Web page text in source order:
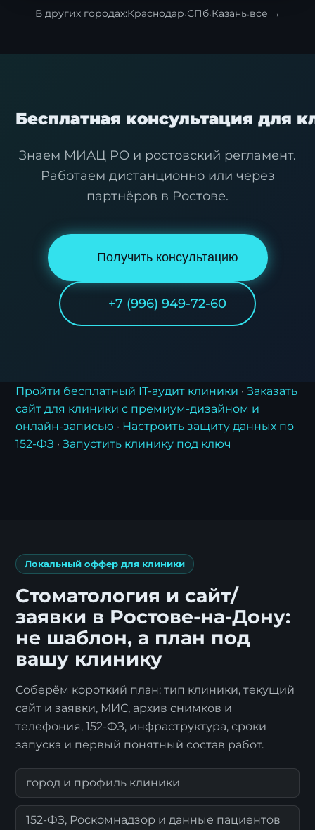
В других городах:Краснодар·СПб·Казань·все →
Бесплатная консультация для
Знаем МИАЦ РО и ростовский регламент.
Работаем дистанционно или через
партнёров в Ростове.
Получить консультацию
+7 (996) 949-72-60
Пройти бесплатный IT-аудит клиники ·Заказать
сайт для клиники с премиум-дизайном и
онлайн-записью · Настроить защиту данных по
152-ФЗ ·Запустить клинику под ключ
Локальный оффер для клиники
Стоматология и сайт/
заявки в Ростове-на-Дону:
не шаблон, а план под
вашу клинику
Соберём короткий план: тип клиники, текущий
сайт и заявки, МИС, архив снимков и
телефония, 152-ФЗ, инфраструктура, сроки
запуска и первый понятный состав работ.
город и профиль клиники
152-ФЗ, Роскомнадзор и данные пациентов
персональных данных
Отправить заявку